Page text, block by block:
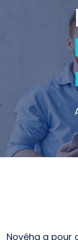
Novéha a pour